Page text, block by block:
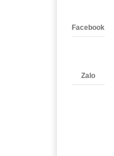
Facebook
Zalo